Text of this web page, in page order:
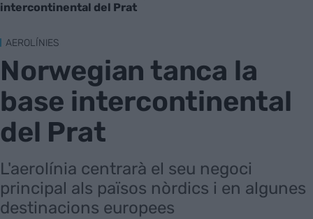
intercontinental del Prat
AEROLÍNIES
Norwegian tanca la
base intercontinental
del Prat
L'aerolínia centrarà el seu negoci
principal als països nòrdics i en algunes
destinacions europees